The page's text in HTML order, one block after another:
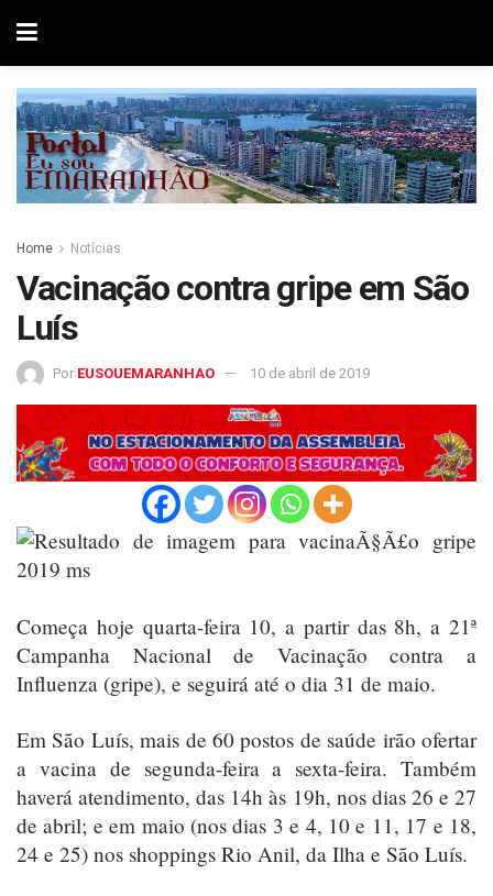
Home Notícias
Vacinação contra gripe em São
Luís
Por EUSOUEMARANHAO 10 de abril de 2019
Começa hoje quarta-feira 10, a partir das 8h, a 21ª
Campanha Nacional de Vacinação contra a
Influenza (gripe), e seguirá até o dia 31 de maio.
Em São Luís, mais de 60 postos de saúde irão ofertar
a vacina de segunda-feira a sexta-feira. Também
haverá atendimento, das 14h às 19h, nos dias 26 e 27
de abril; e em maio (nos dias 3 e 4, 10 e 11, 17 e 18,
24 e 25) nos shoppings Rio Anil, da Ilha e São Luís.